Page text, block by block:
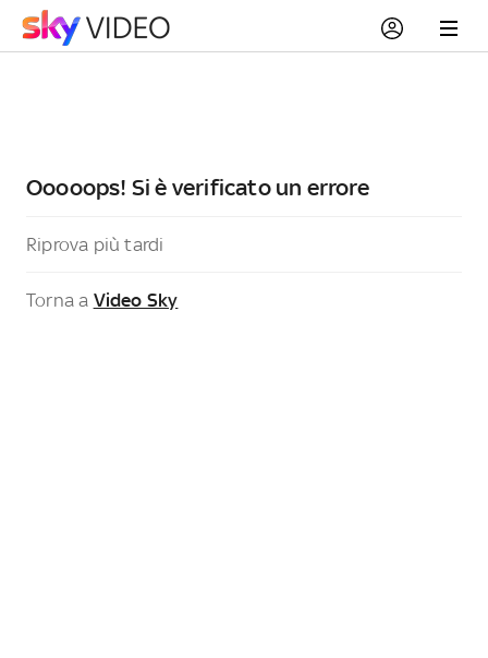
Ooooops! Si è verificato un errore
Riprova più tardi
Torna a Video Sky